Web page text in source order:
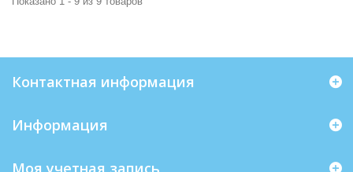
Контактная информация
Информация
Моя учетная запись